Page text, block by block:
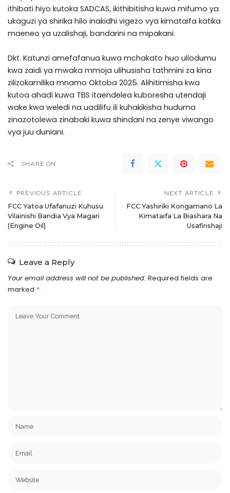
ithibati hiyo kutoka SADCAS, ikithibitisha kuwa mifumo ya
ukaguzi ya shirika hilo inakidhi vigezo vya kimataifa katika
maeneo ya uzalishaji, bandarini na mipakani.
Dkt. Katunzi amefafanua kuwa mchakato huo uliodumu
kwa zaidi ya mwaka mmoja ulihusisha tathmini za kina
zilizokamilika mnamo Oktoba 2025. Alihitimisha kwa
kutoa ahadi kuwa TBS itaendelea kuboresha utendaji
wake kwa weledi na uadilifu ili kuhakikisha huduma
zinazotolewa zinabaki kuwa shindani na zenye viwango
vya juu duniani.
SHARE ON
PREVIOUS ARTICLE
FCC Yatoa Ufafanuzi Kuhusu
Vilainishi Bandia Vya Magari
(Engine Oil)
NEXT ARTICLE
FCC Yashiriki Kongamano La
Kimataifa La Biashara Na
Usafirishaji
Leave a Reply
Your email address will not be published. Required fields are
marked *